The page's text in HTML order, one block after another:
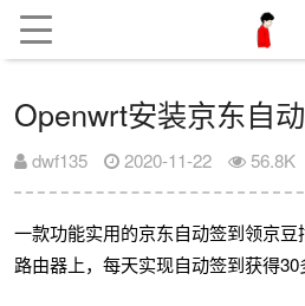
Openwrt安装京东自
dwf135 2020-11-22 56.8K
一款功能实用的京东自动签到领京
路由器上，每天实现自动签到获得30